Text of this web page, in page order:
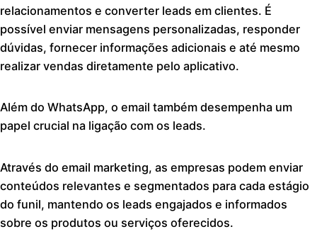
relacionamentos e converter leads em clientes. É
possível enviar mensagens personalizadas, responder
dúvidas, fornecer informações adicionais e até mesmo
realizar vendas diretamente pelo aplicativo.
Além do WhatsApp, o email também desempenha um
papel crucial na ligação com os leads.
Através do email marketing, as empresas podem enviar
conteúdos relevantes e segmentados para cada estágio
do funil, mantendo os leads engajados e informados
sobre os produtos ou serviços oferecidos.